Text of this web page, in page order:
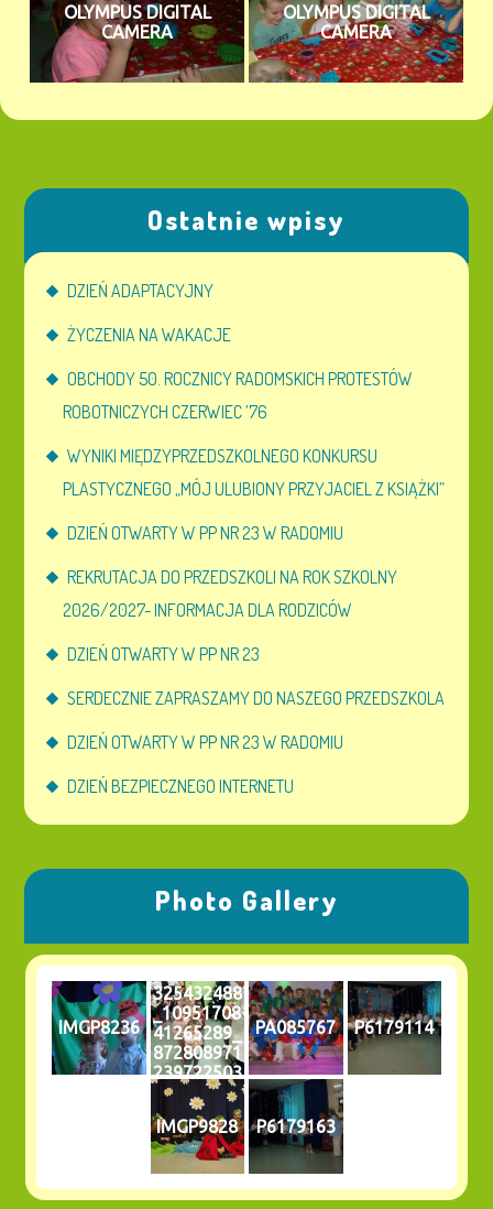
OLYMPUS DIGITAL
CAMERA
OLYMPUS DIGITAL
CAMERA
Ostatnie wpisy
DZIEŃ ADAPTACYJNY
ŻYCZENIA NA WAKACJE
OBCHODY 50. ROCZNICY RADOMSKICH PROTESTÓW
ROBOTNICZYCH CZERWIEC ’76
WYNIKI MIĘDZYPRZEDSZKOLNEGO KONKURSU
PLASTYCZNEGO „MÓJ ULUBIONY PRZYJACIEL Z KSIĄŻKI”
DZIEŃ OTWARTY W PP NR 23 W RADOMIU
REKRUTACJA DO PRZEDSZKOLI NA ROK SZKOLNY
2026/2027- INFORMACJA DLA RODZICÓW
DZIEŃ OTWARTY W PP NR 23
SERDECZNIE ZAPRASZAMY DO NASZEGO PRZEDSZKOLA
DZIEŃ OTWARTY W PP NR 23 W RADOMIU
DZIEŃ BEZPIECZNEGO INTERNETU
Photo Gallery
IMGP8236
325432488
_10951708
41265289_
872808971
239722503
3_n
PA085767 P6179114
IMGP9828 P6179163